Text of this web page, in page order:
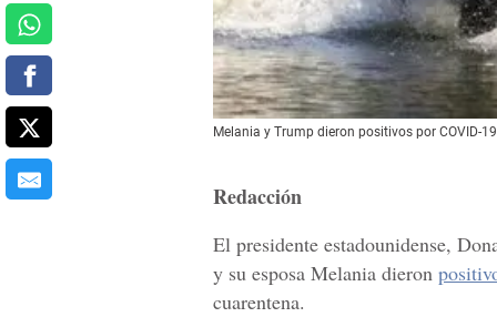
Melania y Trump dieron positivos por COVID-
Redacción
El presidente estadounidense,
y su esposa Melania dieron
cuarentena.